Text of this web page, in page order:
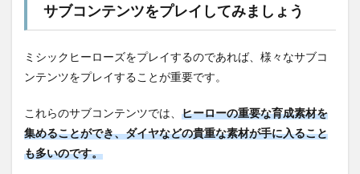
サブコンテンツをプレイしてみましょう
ミシックヒーローズをプレイするのであれば、様々なサブコ
ンテンツをプレイすることが重要です。
これらのサブコンテンツでは、 ヒーローの重要な育成素材を
集めることができ、ダイヤなどの貴重な素材が手に入ること
も多いのです。